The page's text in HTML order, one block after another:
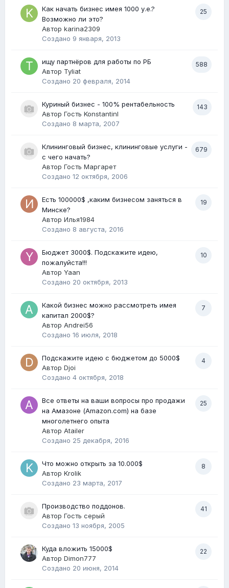
25
Как начать бизнес имея 1000 у.е.?
Возможно ли это?
Автор karina2309
Создано 9 января, 2013
588
ищу партнёров для работы по РБ
Автор Tyliat
Создано 20 февраля, 2014
143
Куриный бизнес - 100% рентабельность
Автор Гость Konstantinl
Создано 8 марта, 2007
679
Клининговый бизнес, клининговые услуги -
с чего начать?
Автор Гость Маргарет
Создано 12 октября, 2006
19
Есть 100000$ ,каким бизнесом заняться в
Минске?
Автор Илья1984
Создано 8 августа, 2016
10
Бюджет 3000$. Подскажите идею,
пожалуйста!!!
Автор Yaan
Создано 20 октября, 2013
7
Какой бизнес можно рассмотреть имея
капитал 2000$?
Автор Andrei56
Создано 16 июля, 2018
4
Подскажите идею с бюджетом до 5000$
Автор Djoi
Создано 4 октября, 2018
25
Все ответы на ваши вопросы про продажи
на Амазоне (Amazon.com) на базе
многолетнего опыта
Автор Atailer
Создано 25 декабря, 2016
8
Что можно открыть за 10.000$
Автор Krolik
Создано 23 марта, 2017
41
Производство поддонов.
Автор Гость серый
Создано 13 ноября, 2005
22
Куда вложить 15000$
Автор Dimon777
Создано 20 июня, 2014